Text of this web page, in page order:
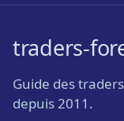
traders-
Guide des
depuis 2011.